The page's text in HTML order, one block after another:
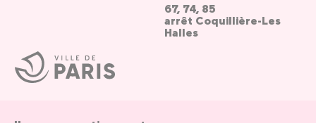
Ville
de
Paris
67, 74, 85
arrêt Coquillière-Les
Halles